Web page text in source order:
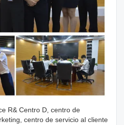
R& Centro D, centro de
centro de servicio al cliente